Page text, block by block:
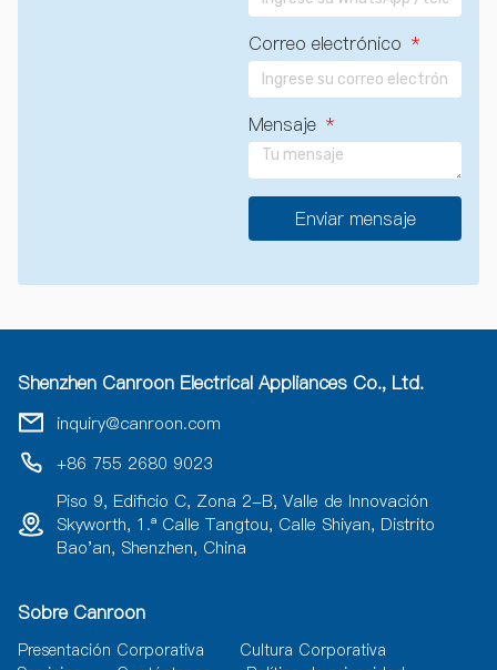
Correo electrónico
Mensaje
Enviar mensaje
t
r
t
Shenzhen Canroon Electrical Appliances Co., Ltd.
inquiry@canroon.com
+86 755 2680 9023
Piso 9, Edificio C, Zona 2-B, Valle de Innovación
Skyworth, 1.ª Calle Tangtou, Calle Shiyan, Distrito
Bao'an, Shenzhen, China
Sobre Canroon
Presentación Corporativa
Cultura Corporativa